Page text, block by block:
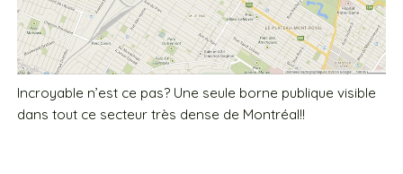
Incroyable n’est ce pas? Une seule borne publique visible
dans tout ce secteur très dense de Montréal!!